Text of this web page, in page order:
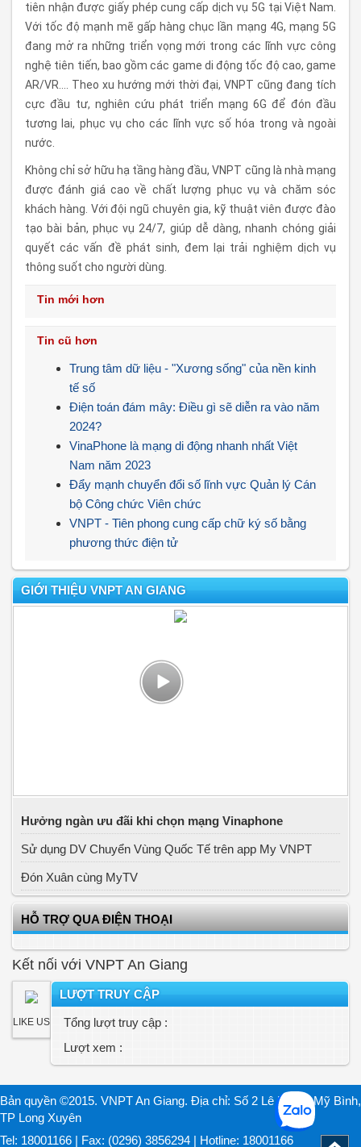
tiên nhận được giấy phép cung cấp dịch vụ 5G tại Việt Nam.
Với tốc độ mạnh mẽ gấp hàng chục lần mạng 4G, mạng 5G
đang mở ra những triển vọng mới trong các lĩnh vực công
nghệ tiên tiến, bao gồm các game di động tốc độ cao, game
AR/VR…. Theo xu hướng mới thời đại, VNPT cũng đang tích
cực đầu tư, nghiên cứu phát triển mạng 6G để đón đầu
tương lai, phục vụ cho các lĩnh vực số hóa trong và ngoài
nước.
Không chỉ sở hữu hạ tầng hàng đầu, VNPT cũng là nhà mạng
được đánh giá cao về chất lượng phục vụ và chăm sóc
khách hàng. Với đội ngũ chuyên gia, kỹ thuật viên được đào
tạo bài bản, phục vụ 24/7, giúp dễ dàng, nhanh chóng giải
quyết các vấn đề phát sinh, đem lại trải nghiệm dịch vụ
thông suốt cho người dùng.
Tin mới hơn
Tin cũ hơn
Trung tâm dữ liệu - "Xương sống" của nền kinh
tế số
Điện toán đám mây: Điều gì sẽ diễn ra vào năm
2024?
VinaPhone là mạng di động nhanh nhất Việt
Nam năm 2023
Đẩy mạnh chuyển đổi số lĩnh vực Quản lý Cán
bộ Công chức Viên chức
VNPT - Tiên phong cung cấp chữ ký số bằng
phương thức điện tử
GIỚI THIỆU VNPT AN GIANG
Hưởng ngàn ưu đãi khi chọn mạng Vinaphone
Sử dụng DV Chuyển Vùng Quốc Tế trên app My VNPT
Đón Xuân cùng MyTV
HỖ TRỢ QUA ĐIỆN THOẠI
Kết nối với VNPT An Giang
LIKE US
LƯỢT TRUY CẬP
Tổng lượt truy cập :
Lượt xem :
Bản quyền ©2015. VNPT An Giang. Địa chỉ: Số 2 Lê Lợi, P. Mỹ Bình,
TP Long Xuyên
Tel: 18001166 | Fax: (0296) 3856294 | Hotline: 18001166